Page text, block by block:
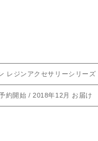
レジンアクセサリーシリーズ
約開始 / 2018年12月 お届け